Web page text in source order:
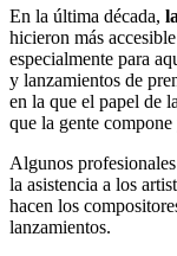
En la última década,
hicieron más
especialmente para
y lanzamientos de
en la que el papel de
que la gente
Algunos
la asistencia a los
hacen los
lanzamientos.